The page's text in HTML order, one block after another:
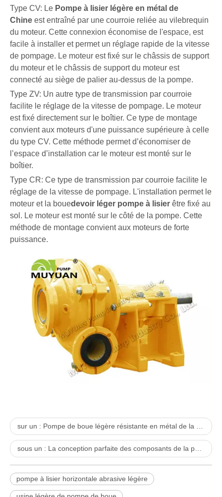
Type CV: Le Pompe à lisier légère en métal de
Chine est entraîné par une courroie reliée au vilebrequin
du moteur. Cette connexion économise de l'espace, est
facile à installer et permet un réglage rapide de la vitesse
de pompage. Le moteur est fixé sur le châssis de support
du moteur et le châssis de support du moteur est
connecté au siège de palier au-dessus de la pompe.
Type ZV: Un autre type de transmission par courroie
facilite le réglage de la vitesse de pompage. Le moteur
est fixé directement sur le boîtier. Ce type de montage
convient aux moteurs d'une puissance supérieure à celle
du type CV. Cette méthode permet d’économiser de
l’espace d’installation car le moteur est monté sur le
boîtier.
Type CR: Ce type de transmission par courroie facilite le
réglage de la vitesse de pompage. L'installation permet le
moteur et la bouedevoir léger pompe à lisier être fixé au
sol. Le moteur est monté sur le côté de la pompe. Cette
méthode de montage convient aux moteurs de forte
puissance.
sur un : Pompe de boue légère résistante en métal de la Chine pour des applications minières
sous un : La conception parfaite des composants de la pompe centrifuge pour lisier
pompe à lisier horizontale abrasive légère